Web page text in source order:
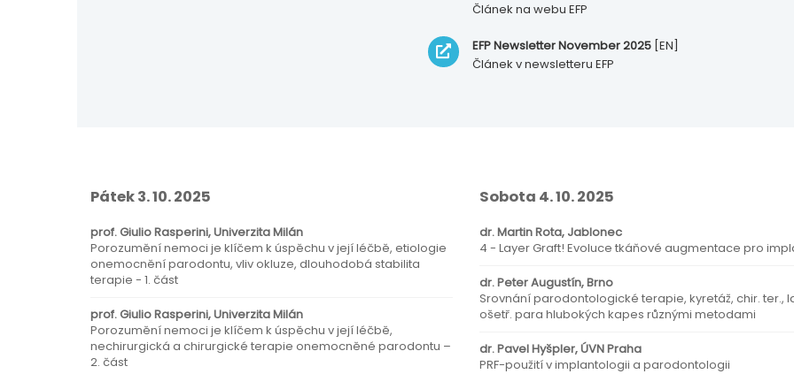
Článek na webu EFP
EFP Newsletter November 2025[EN]
Článek v newsletteru EFP
Pátek 3. 10. 2025
prof. Giulio Rasperini, Univerzita Milán
Porozumění nemoci je klíčem k úspěchu v její léčbě, etiologie
onemocnění parodontu, vliv okluze, dlouhodobá stabilita
terapie - 1. část
prof. Giulio Rasperini, Univerzita Milán
Porozumění nemoci je klíčem k úspěchu v její léčbě,
nechirurgická a chirurgické terapie onemocněné parodontu –
2. část
Sobota 4. 10. 2025
dr. Martin Rota, Jablonec
4 - Layer Graft! Evoluce tkáňové augmentace pro
dr. Peter Augustín, Brno
Srovnání parodontologické terapie, kyretáž, chir. ter.,
ošetř. para hlubokých kapes různými metodami
dr. Pavel Hyšpler, ÚVN Praha
PRF-použití v implantologii a parodontologii